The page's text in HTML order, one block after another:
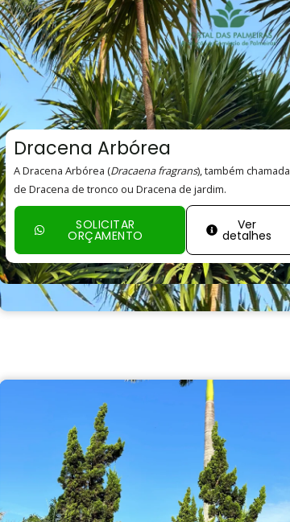
Dracena Arbórea
A Dracena Arbórea (Dracaena fragrans), também chamada
de Dracena de tronco ou Dracena de jardim.
SOLICITAR
ORÇAMENTO
Ver
detalhes